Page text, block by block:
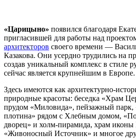
«Царицыно» появился благодаря
пригласившей для работы над
архитекторов своего времени —
Казакова. Они усердно трудились на
создав уникальный комплекс в стиле
сейчас является крупнейшим в Европе.
Здесь имеются как архитектурно-
природные красоты: беседка «Храм
прудом «Миловида», пейзажный парк,
плотина» рядом с Хлебным домом,
дворец» и холм-пирамида, храм
«Живоносный Источник» и многое